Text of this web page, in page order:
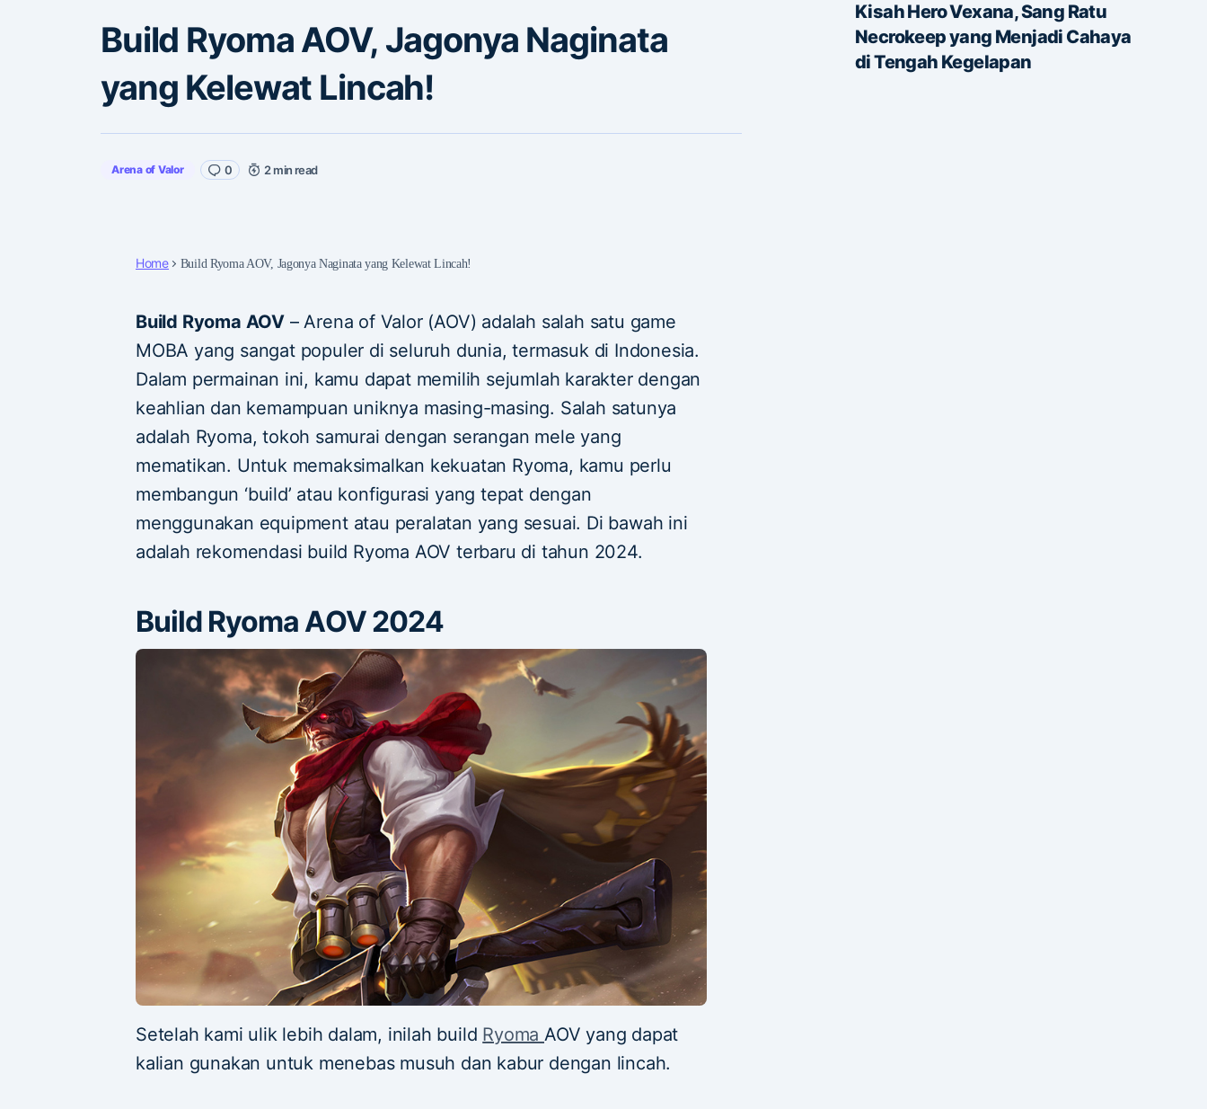
Build Ryoma AOV, Jagonya Naginata
yang Kelewat Lincah!
Arena of Valor 0 2 min read
Home Build Ryoma AOV, Jagonya Naginata yang Kelewat Lincah!
Build Ryoma AOV – Arena of Valor (AOV) adalah salah satu game
MOBA yang sangat populer di seluruh dunia, termasuk di Indonesia.
Dalam permainan ini, kamu dapat memilih sejumlah karakter dengan
keahlian dan kemampuan uniknya masing-masing. Salah satunya
adalah Ryoma, tokoh samurai dengan serangan mele yang
mematikan. Untuk memaksimalkan kekuatan Ryoma, kamu perlu
membangun ‘build’ atau konfigurasi yang tepat dengan
menggunakan equipment atau peralatan yang sesuai. Di bawah ini
adalah rekomendasi build Ryoma AOV terbaru di tahun 2024.
Build Ryoma AOV 2024
Setelah kami ulik lebih dalam, inilah build RyomaAOV yang dapat
kalian gunakan untuk menebas musuh dan kabur dengan lincah.
Kisah Hero Vexana, Sang Ratu
Necrokeep yang Menjadi Cahaya
di Tengah Kegelapan